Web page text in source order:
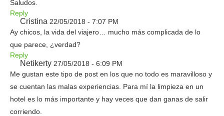
Saludos.
Reply
Cristina 22/05/2018 - 7:07 PM
Ay chicos, la vida del viajero… mucho más complicada de lo
que parece, ¿verdad?
Reply
Netikerty 27/05/2018 - 6:09 PM
Me gustan este tipo de post en los que no todo es maravilloso y
se cuentan las malas experiencias. Para mí la limpieza en un
hotel es lo más importante y hay veces que dan ganas de salir
corriendo.